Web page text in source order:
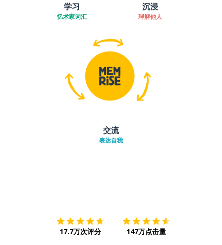
学习
忆术家词汇
沉浸
理解他人
交流
表达自我
17.7万次评分 147万点击量